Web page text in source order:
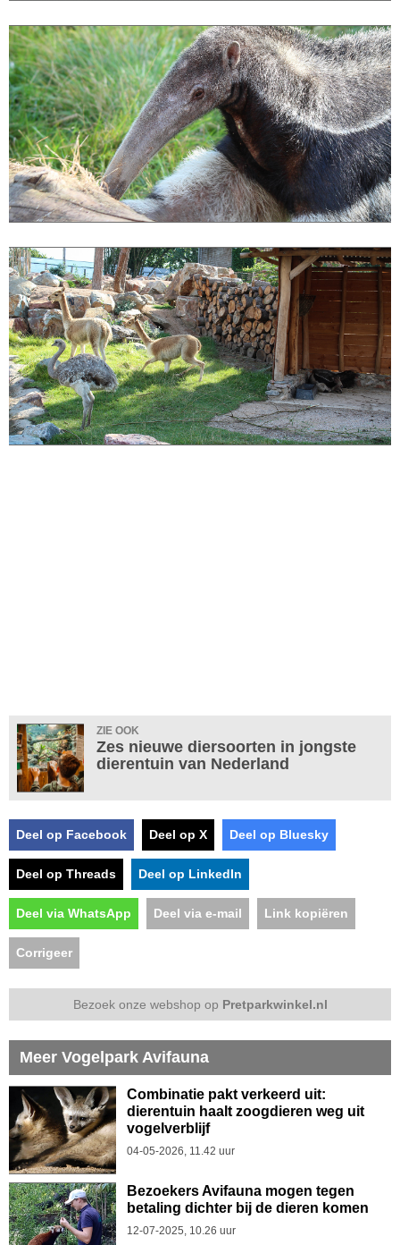
ZIE OOK
Zes nieuwe diersoorten in jongste
dierentuin van Nederland
Deel op Facebook Deel op X Deel op Bluesky
Deel op Threads Deel op LinkedIn
Deel via WhatsApp Deel via e-mail Link kopiëren
Corrigeer
Bezoek onze webshop op Pretparkwinkel.nl
Meer Vogelpark Avifauna
Combinatie pakt verkeerd uit:
dierentuin haalt zoogdieren weg uit
vogelverblijf
04-05-2026, 11.42 uur
Bezoekers Avifauna mogen tegen
betaling dichter bij de dieren komen
12-07-2025, 10.26 uur